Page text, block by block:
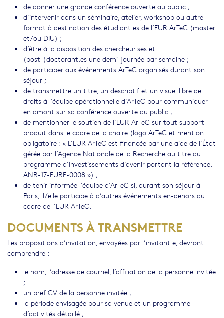
de donner une grande conférence ouverte au public ;
d’intervenir dans un séminaire, atelier, workshop ou autre
format à destination des étudiant·es de l’EUR ArTeC (master
et/ou DIU) ;
d’être à la disposition des chercheur.ses et
(post-)doctorant.es une demi-journée par semaine ;
de participer aux événements ArTeC organisés durant son
séjour ;
de transmettre un titre, un descriptif et un visuel libre de
droits à l’équipe opérationnelle d’ArTeC pour communiquer
en amont sur sa conférence ouverte au public ;
de mentionner le soutien de l’EUR ArTeC sur tout support
produit dans le cadre de la chaire (logo ArTeC et mention
obligatoire : « L’EUR ArTeC est financée par une aide de l’État
gérée par l’Agence Nationale de la Recherche au titre du
programme d’Investissements d’avenir portant la référence.
ANR-17-EURE-0008 ») ;
de tenir informée l’équipe d’ArTeC si, durant son séjour à
Paris, il/elle participe à d’autres événements en-dehors du
cadre de l’EUR ArTeC.
DOCUMENTS À TRANSMETTRE
Les propositions d’invitation, envoyées par l’invitant·e, devront
comprendre :
le nom, l’adresse de courriel, l’affiliation de la personne invitée
;
un bref CV de la personne invitée ;
la période envisagée pour sa venue et un programme
d’activités détaillé ;